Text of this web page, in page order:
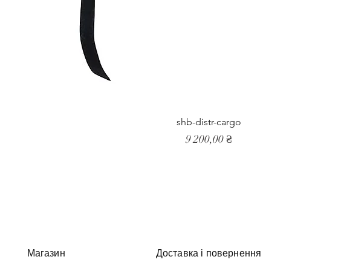
shb-distr-cargo
Ціна
9 200,00 ₴
Магазин Доставка і повернення